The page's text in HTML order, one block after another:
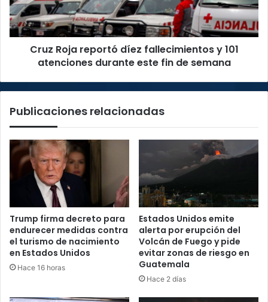
101
atenciones
durante
Cruz Roja reportó díez fallecimientos y 101
atenciones durante este fin de semana
Publicaciones relacionadas
Trump firma decreto para
endurecer medidas contra
el turismo de nacimiento
en Estados Unidos
Hace 16 horas
Estados Unidos emite
alerta por erupción del
Volcán de Fuego y pide
evitar zonas de riesgo en
Guatemala
Hace 2 días